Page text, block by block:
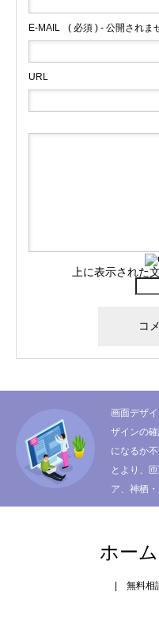
E-MAIL ( 必須 ) - 公開されま
URL
上に表示された
画面デザ
ザインの
になるか
とより、
ア、神栖
ホー
| 無料相